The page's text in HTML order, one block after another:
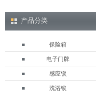
产品分类
保险箱
电子门牌
感应锁
洗浴锁